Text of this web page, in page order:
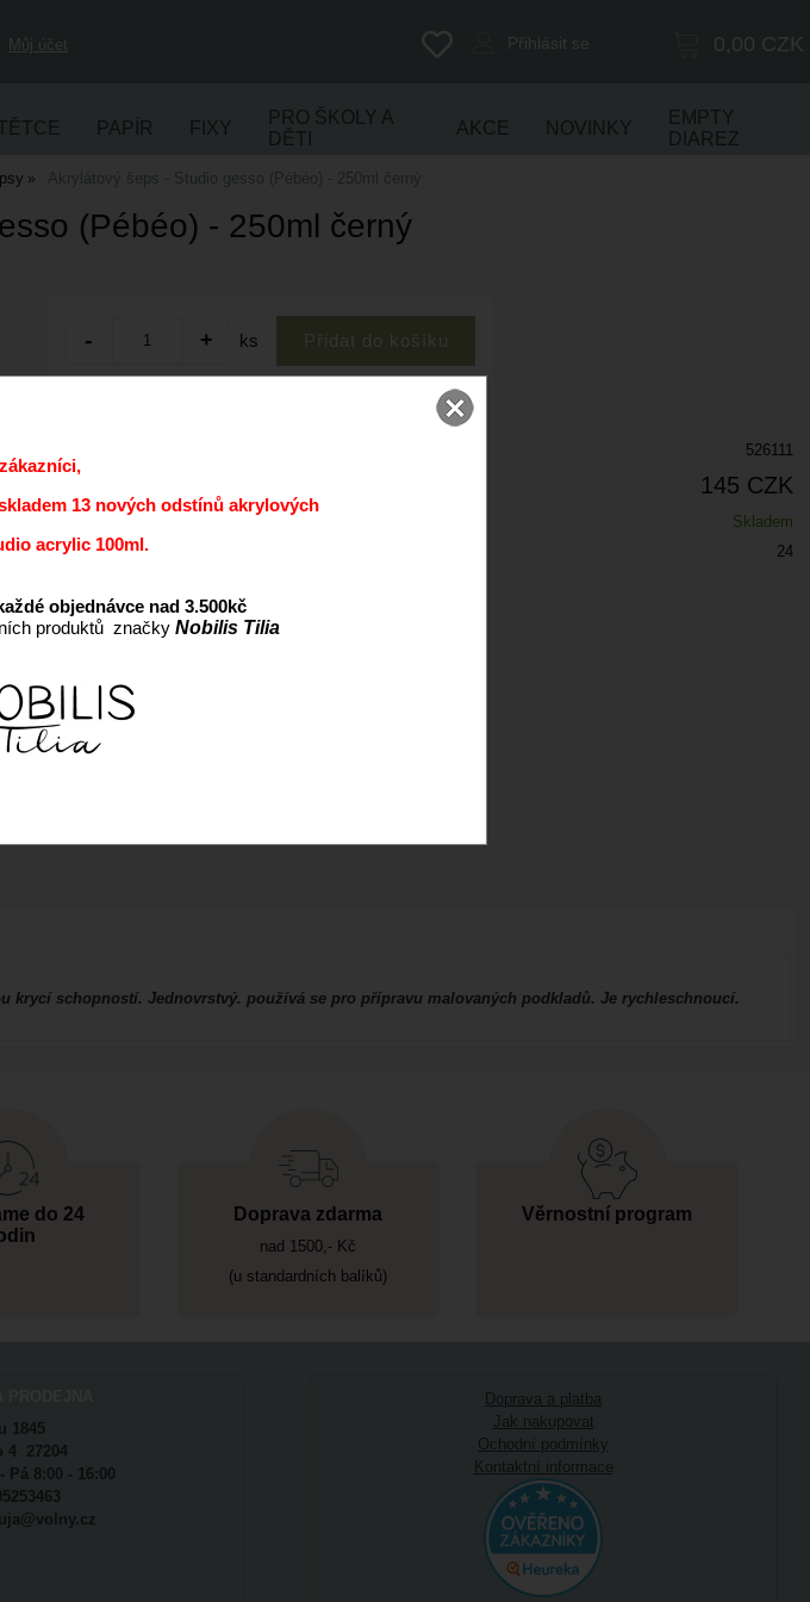
Můj účet 0,00 CZK
Přihlásit se
PAPÍR FIXY
PRO ŠKOLY A
DĚTI
AKCE NOVINKY
EMPTY
DIAREZ
Akrylátový šeps - Studio gesso (Pébéo) - 250ml černý
(Pébéo) - 250ml černý
ks
526111
145 CZK
Skladem
Záruka:
24
krycí schopností. Jednovrstvý. používá se pro přípravu malovaných podkladů. Je rychleschnoucí.
do 24
Doprava zdarma
nad 1500,- Kč
(u standardních balíků)
Věrnostní program
1845
4 27204
Pá 8:00 - 16:00
Doprava a platba
Jak nakupovat
Ochodní podmínky
Kontaktní informace
13 nových odstínů akrylových
acrylic 100ml.
objednávce nad 3.500kč
produktů značky Nobilis Tilia